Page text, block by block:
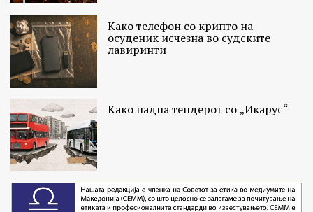
Како телефон со крипто на
осуденик исчезна во судските
лавиринти
Како падна тендерот со „Икарус“